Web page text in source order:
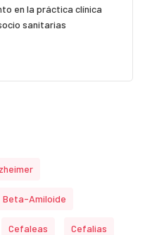
en la práctica clínica
sanitarias
Beta-Amiloide
Cefaleas Cefalias